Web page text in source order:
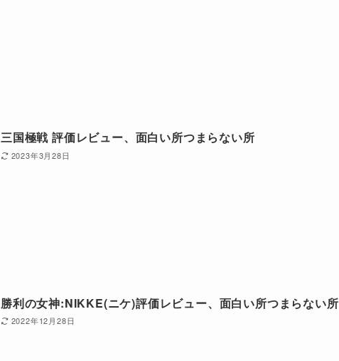
三国極戦 評価レビュー、面白い所つまらない所
2023年3月28日
勝利の女神:NIKKE(ニケ)評価レビュー、面白い所つまらない所
2022年12月28日